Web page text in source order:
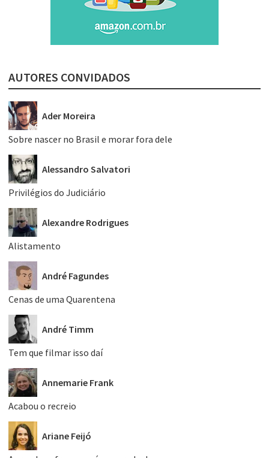
AUTORES CONVIDADOS
Ader Moreira
Sobre nascer no Brasil e morar fora dele
Alessandro Salvatori
Privilégios do Judiciário
Alexandre Rodrigues
Alistamento
André Fagundes
Cenas de uma Quarentena
André Timm
Tem que filmar isso daí
Annemarie Frank
Acabou o recreio
Ariane Feijó